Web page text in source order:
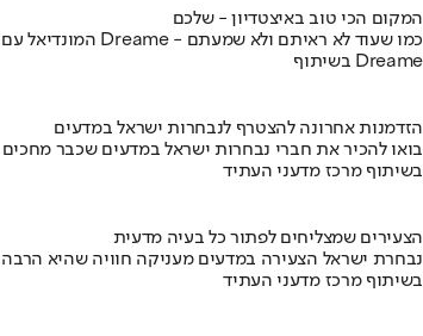
המקום הכי טוב באיצטדיון - שלכם
המונדיאל עם מסכי Dreame - כמו שעוד לא ראיתם ולא שמעתם
בשיתוף Dreame
הזדמנות אחרונה להצטרף לנבחרות ישראל במדעים
בואו להכיר את חברי נבחרות ישראל במדעים שכבר
בשיתוף מרכז מדעני העתיד
הצעירים שמצליחים לפתור כל בעיה מדעית
נבחרת ישראל הצעירה במדעים מעניקה חוויה שהיא הרבה
בשיתוף מרכז מדעני העתיד